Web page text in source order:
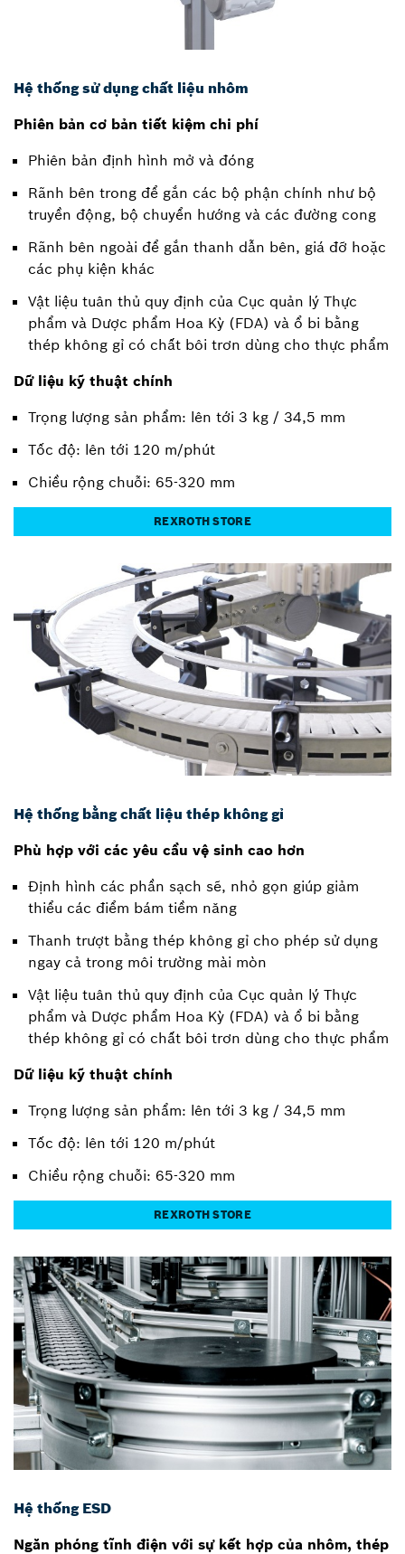
Hệ thống sử dụng chất liệu nhôm
Phiên bản cơ bản tiết kiệm chi phí
Phiên bản định hình mở và đóng
Rãnh bên trong để gắn các bộ phận chính như bộ
truyền động, bộ chuyển hướng và các đường cong
Rãnh bên ngoài để gắn thanh dẫn bên, giá đỡ hoặc
các phụ kiện khác
Vật liệu tuân thủ quy định của Cục quản lý Thực
phẩm và Dược phẩm Hoa Kỳ (FDA) và ổ bi bằng
thép không gỉ có chất bôi trơn dùng cho thực phẩm
Dữ liệu kỹ thuật chính
Trọng lượng sản phẩm: lên tới 3 kg / 34,5 mm
Tốc độ: lên tới 120 m/phút
Chiều rộng chuỗi: 65-320 mm
REXROTH STORE
Hệ thống bằng chất liệu thép không gỉ
Phù hợp với các yêu cầu vệ sinh cao hơn
Định hình các phần sạch sẽ, nhỏ gọn giúp giảm
thiểu các điểm bám tiềm năng
Thanh trượt bằng thép không gỉ cho phép sử dụng
ngay cả trong môi trường mài mòn
Vật liệu tuân thủ quy định của Cục quản lý Thực
phẩm và Dược phẩm Hoa Kỳ (FDA) và ổ bi bằng
thép không gỉ có chất bôi trơn dùng cho thực phẩm
Dữ liệu kỹ thuật chính
Trọng lượng sản phẩm: lên tới 3 kg / 34,5 mm
Tốc độ: lên tới 120 m/phút
Chiều rộng chuỗi: 65-320 mm
REXROTH STORE
Hệ thống ESD
Ngăn phóng tĩnh điện với sự kết hợp của nhôm, thép